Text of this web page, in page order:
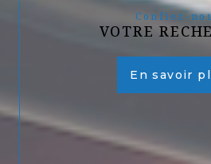
Confiez-
VOTRE
En savoir